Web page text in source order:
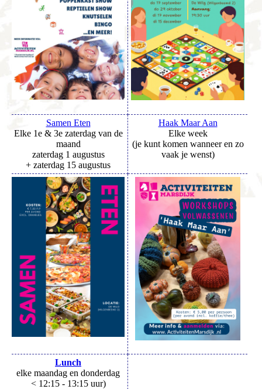
Samen Eten
Elke 1e & 3e zaterdag van de
maand
zaterdag 1 augustus
+ zaterdag 15 augustus
Haak Maar Aan
Elke week
(je kunt komen wanneer en zo
vaak je wenst)
Lunch
elke maandag en donderdag
< 12:15 - 13:15 uur)